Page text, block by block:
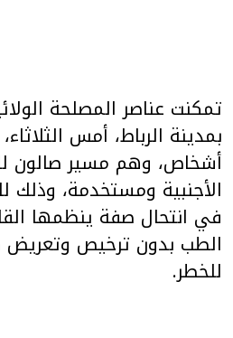
تمكنت عناصر المصلحة
بمدينة الرباط، أمس
أشخاص، وهم مسير صالون
الأجنبية ومستخدمة،
في انتحال صفة ينظمها
الطب بدون ترخيص وتعريض
للخطر.